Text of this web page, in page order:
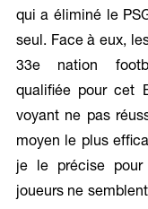
qui a éliminé le
seul. Face à eux,
33e nation
qualifiée pour cet
voyant ne pas
moyen le plus
je le précise pour
joueurs ne